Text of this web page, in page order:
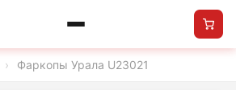
› Фаркопы Урала U23021